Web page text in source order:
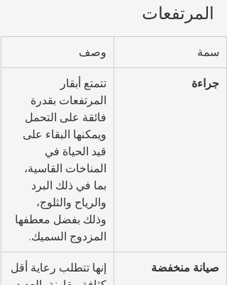
المرتفعات
سمة وصف
جراءة
تتمتع أبقار
المرتفعات بقدرة
فائقة على التحمل
ويمكنها البقاء على
قيد الحياة في
المناخات القاسية،
بما في ذلك البرد
والرياح والثلوج،
وذلك بفضل معطفها
المزدوج السميك.
صيانة منخفضة
إنها تتطلب رعاية أقل